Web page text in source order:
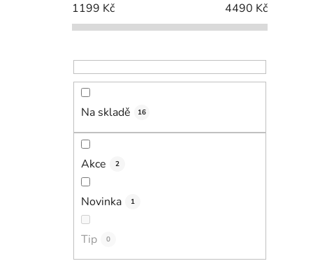
1199 Kč 4490 Kč
Na skladě 16
Akce 2
Novinka 1
Tip 0